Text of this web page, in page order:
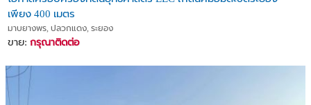
เพียง 400 เมตร
มาบยางพร, ปลวกแดง, ระยอง
ขาย: กรุณาติดต่อ